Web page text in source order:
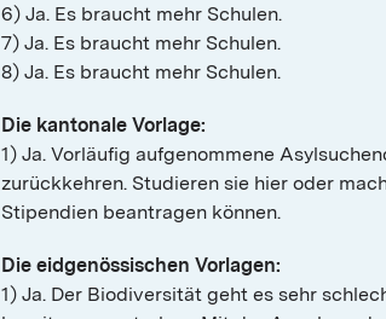
6) Ja. Es braucht mehr Schulen.
7) Ja. Es braucht mehr Schulen.
8) Ja. Es braucht mehr Schulen.
Die kantonale Vorlage:
1) Ja. Vorläufig aufgenommene
zurückkehren. Studieren sie hier oder
Stipendien beantragen können.
Die eidgenössischen Vorlagen:
1) Ja. Der Biodiversität geht es sehr